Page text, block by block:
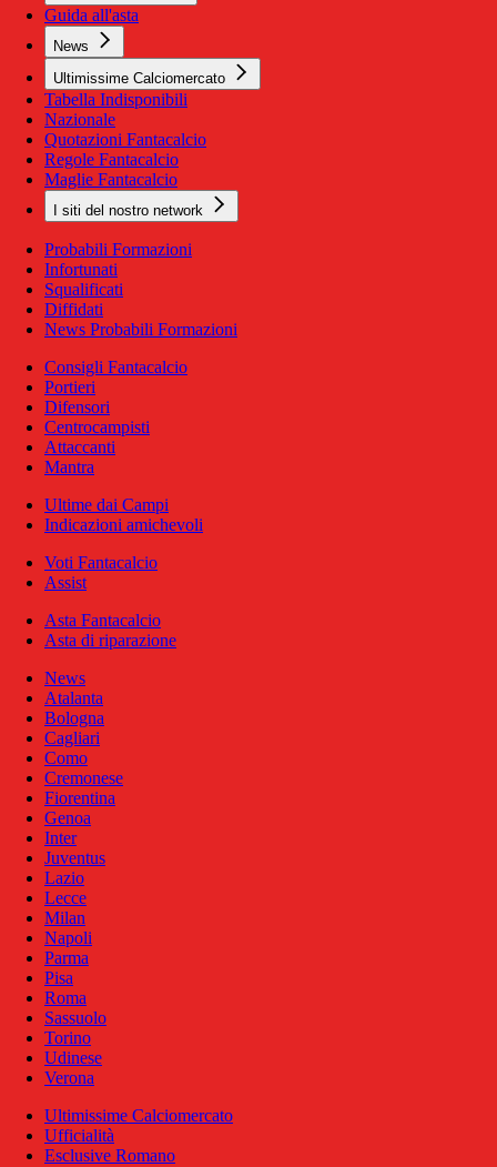
Guida all'asta
News
Ultimissime Calciomercato
Tabella Indisponibili
Nazionale
Quotazioni Fantacalcio
Regole Fantacalcio
Maglie Fantacalcio
I siti del nostro network
Probabili Formazioni
Infortunati
Squalificati
Diffidati
News Probabili Formazioni
Consigli Fantacalcio
Portieri
Difensori
Centrocampisti
Attaccanti
Mantra
Ultime dai Campi
Indicazioni amichevoli
Voti Fantacalcio
Assist
Asta Fantacalcio
Asta di riparazione
News
Atalanta
Bologna
Cagliari
Como
Cremonese
Fiorentina
Genoa
Inter
Juventus
Lazio
Lecce
Milan
Napoli
Parma
Pisa
Roma
Sassuolo
Torino
Udinese
Verona
Ultimissime Calciomercato
Ufficialità
Esclusive Romano